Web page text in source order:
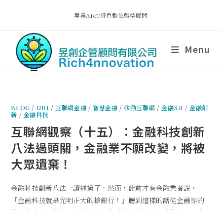
專業AIoT綠色數位轉型顧問
Menu
BLOG / UBI /互聯網金融 /智慧金融 /移動互聯網 /金融3.0 / 金融創
新 / 金融科技
互聯網觀察（十五）：金融科技創新
八法過頭關，金融業不願改變，將被
大眾遺棄！
金融科技創新八法一讀通過了，然而，此前才有金融業者說，
「金融科技就是光明正大的搶銀行！」聽到這樣的話從金融界的